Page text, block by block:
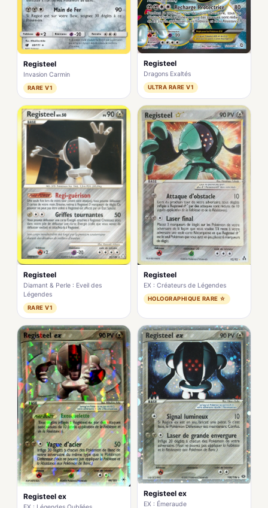
Registeel
Invasion Carmin
RARE V1
Registeel
Dragons Exaltés
ULTRA RARE V1
Registeel
Diamant & Perle : Eveil des
Légendes
RARE V1
Registeel
EX : Créateurs de Légendes
HOLOGRAPHIQUE RARE ☆
Registeel ex Registeel ex
EX : Émeraude